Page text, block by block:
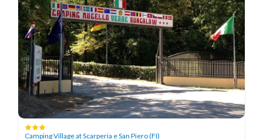
Camping Village at Scarperia e San Piero (FI)